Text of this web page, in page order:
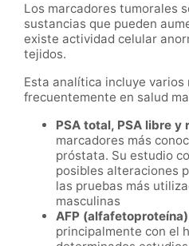
Los marcadores tumorales
sustancias que pueden
existe actividad celular
tejidos.
Esta analítica incluye
frecuentemente en salud
PSA total, PSA libre y
marcadores más
próstata. Su estudio
posibles alteraciones
las pruebas más
masculinas
AFP
principalmente con el